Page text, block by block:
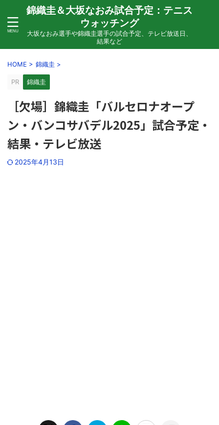
錦織圭＆大坂なおみ試合予定：テニス
ウォッチング
大坂なおみ選手や錦織圭選手の試合予定、テレビ放送日、
結果など
HOME > 錦織圭 >
PR 錦織圭
［欠場］錦織圭「バルセロナオープ
ン・バンコサバデル2025」試合予定・
結果・テレビ放送
2025年4月13日